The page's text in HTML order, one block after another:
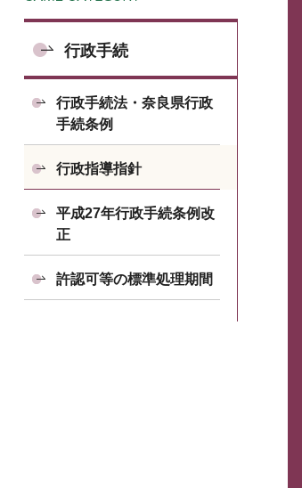
行政手続
行政手続法・奈良県行政
手続条例
行政指導指針
平成27年行政手続条例改
正
許認可等の標準処理期間